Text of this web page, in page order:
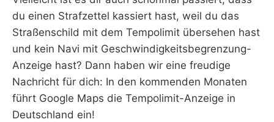
du einen Strafzettel kassiert hast, weil du das
Straßenschild mit dem Tempolimit übersehen hast
und kein Navi mit Geschwindigkeitsbegrenzung-
Anzeige hast? Dann haben wir eine freudige
Nachricht für dich: In den kommenden Monaten
führt Google Maps die Tempolimit-Anzeige in
Deutschland ein!